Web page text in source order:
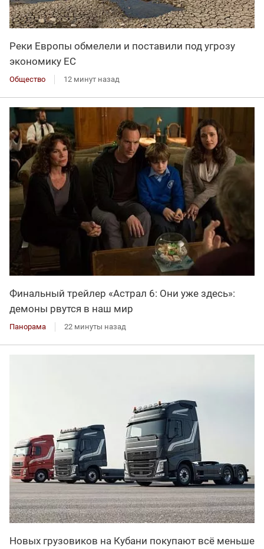
Реки Европы обмелели и поставили под угрозу
экономику ЕС
Общество 12 минут назад
Финальный трейлер «Астрал 6: Они уже здесь»:
демоны рвутся в наш мир
Панорама 22 минуты назад
Новых грузовиков на Кубани покупают всё меньше